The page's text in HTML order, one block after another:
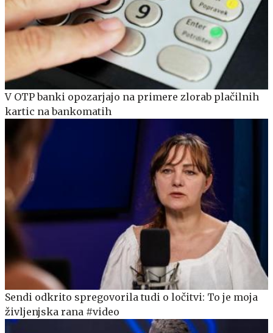
V OTP banki opozarjajo na primere zlorab plačilnih
kartic na bankomatih
Sendi odkrito spregovorila tudi o ločitvi: To je moja
življenjska rana #video